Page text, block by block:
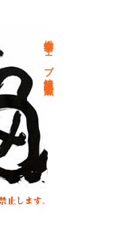
総合文学ウェブ情報誌 文学金魚